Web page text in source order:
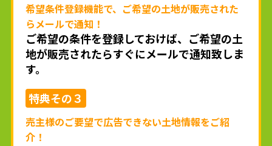
希望条件登録機能で、ご希望の土地が販売された
らメールで通知！
ご希望の条件を登録しておけば、ご希望の土
地が販売されたらすぐにメールで通知致しま
す。
特典その３
売主様のご要望で広告できない土地情報をご紹
介！